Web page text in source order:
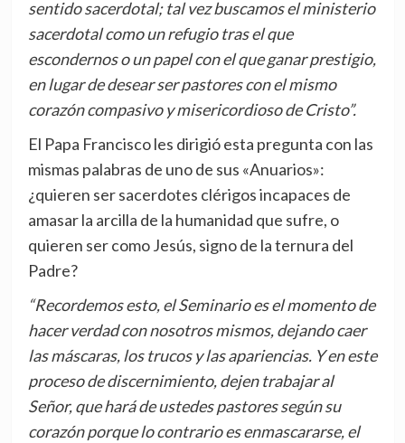
sentido sacerdotal; tal vez buscamos el ministerio
sacerdotal como un refugio tras el que
escondernos o un papel con el que ganar prestigio,
en lugar de desear ser pastores con el mismo
corazón compasivo y misericordioso de Cristo”.
El Papa Francisco les dirigió esta pregunta con las
mismas palabras de uno de sus «Anuarios»:
¿quieren ser sacerdotes clérigos incapaces de
amasar la arcilla de la humanidad que sufre, o
quieren ser como Jesús, signo de la ternura del
Padre?
“Recordemos esto, el Seminario es el momento de
hacer verdad con nosotros mismos, dejando caer
las máscaras, los trucos y las apariencias. Y en este
proceso de discernimiento, dejen trabajar al
Señor, que hará de ustedes pastores según su
corazón porque lo contrario es enmascararse, el